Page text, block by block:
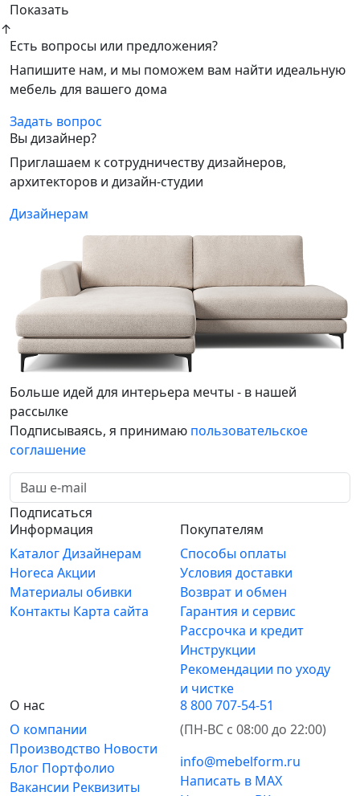
Показать
↑
Есть вопросы или предложения?
Напишите нам, и мы поможем вам найти идеальную
мебель для вашего дома
Задать вопрос
Вы дизайнер?
Приглашаем к сотрудничеству дизайнеров,
архитекторов и дизайн-студии
Дизайнерам
Больше идей для интерьера мечты - в нашей
рассылке
Подписываясь, я принимаю пользовательское
соглашение
Подписаться
Информация
КаталогДизайнерам
Horeca Акции
Материалы обивки
Контакты Карта сайта
Покупателям
Способы оплаты
Условия доставки
Возврат и обмен
Гарантия и сервис
Рассрочка и кредит
Инструкции
Рекомендации по уходу
и чистке
О нас
О компании
Производство Новости
Блог Портфолио
Вакансии Реквизиты
8 800 707-54-51
(ПН-ВС с 08:00 до 22:00)
info@mebelform.ru
Написать в MAX